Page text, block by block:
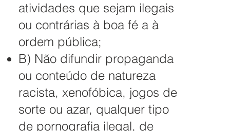
atividades que sejam ilegais
ou contrárias à boa fé a à
ordem pública;
B) Não difundir propaganda
ou conteúdo de natureza
racista, xenofóbica, jogos de
sorte ou azar, qualquer tipo
de pornografia ilegal, de